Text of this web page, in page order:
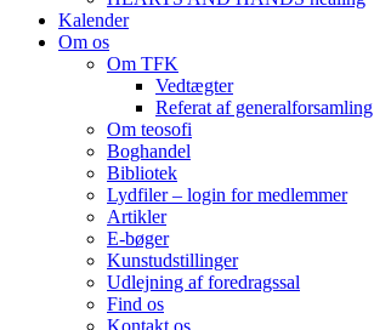
Kalender
Om os
Om TFK
Vedtægter
Referat af generalforsamling
Om teosofi
Boghandel
Bibliotek
Lydfiler – login for medlemmer
Artikler
E-bøger
Kunstudstillinger
Udlejning af foredragssal
Find os
Kontakt os